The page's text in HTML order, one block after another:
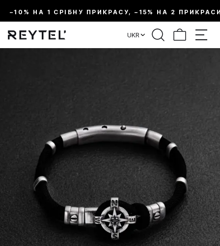
–10% НА 1 СРІБНУ ПРИКРАСУ, –15% НА 2
UKR